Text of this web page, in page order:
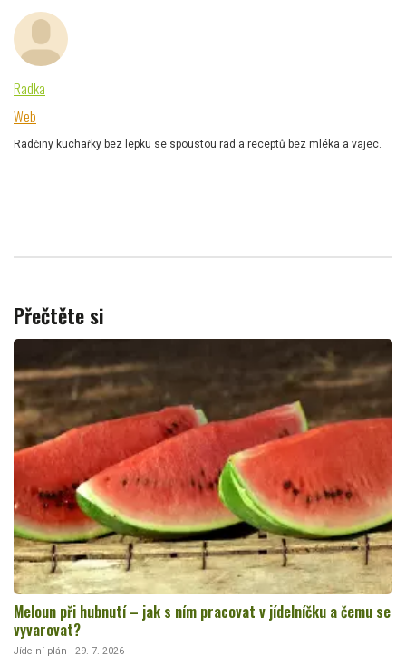
Radka
Web
Radčiny kuchařky bez lepku se spoustou rad a receptů bez mléka a vajec.
Přečtěte si
Meloun při hubnutí – jak s ním pracovat v jídelníčku a čemu se
vyvarovat?
Jídelní plán · 29. 7. 2026